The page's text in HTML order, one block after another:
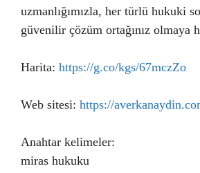
uzmanlığımızla, her türlü hukuki
güvenilir çözüm ortağınız olmaya
Harita: https://g.co/kgs/67mczZo
Web sitesi: https://
Anahtar kelimeler:
miras hukuku